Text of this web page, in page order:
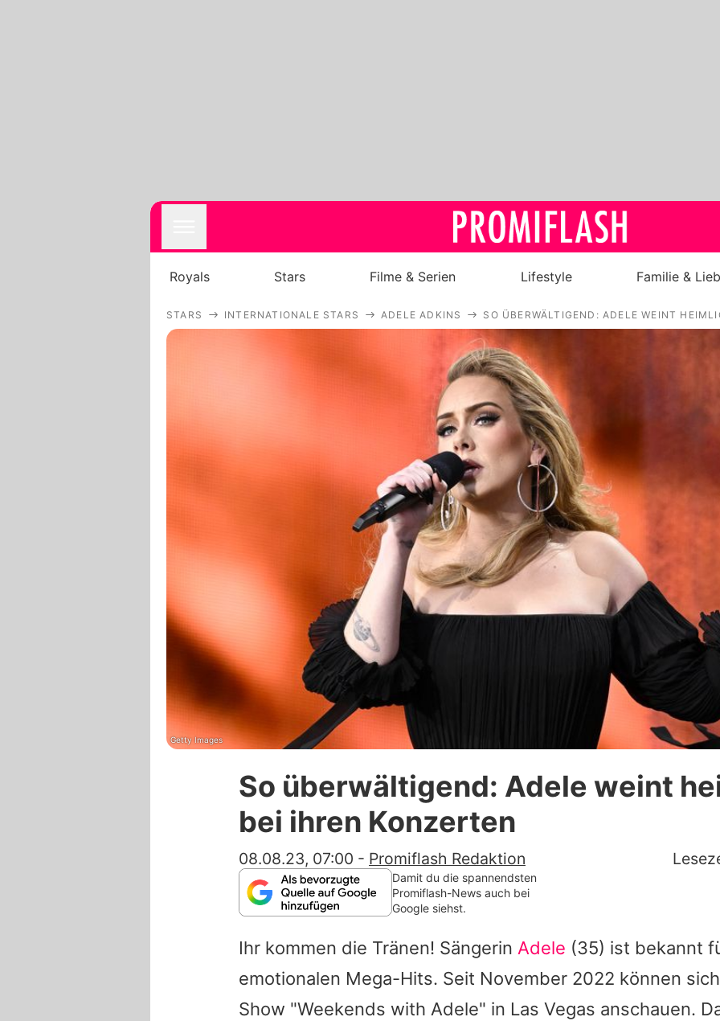
Royals
Stars
Filme & Serien
Lifestyle
Familie & Liebe
Promiflash Exklusiv
Alle Themen auf Promiflash
App runterladen
Redaktionelle Richtlinien
Datenschutzerklärung
Nutzungsbedingungen
Utiq verwalten
Royals Stars Filme & Serien Lifestyle Familie &
STARS INTERNATIONALE STARS ADELE ADKINS SO ÜBERWÄLTIGEND: ADELE WEINT
Getty Images
So überwältigend: Adele weint
bei ihren Konzerten
08.08.23, 07:00 - Promiflash Redaktion
Damit du die spannendsten
Promiflash-News auch bei
Google siehst.
Ihr kommen die Tränen! Sängerin Adele (35) ist bekannt
emotionalen Mega-Hits. Seit November 2022 können
Show "Weekends with Adele" in Las Vegas anschauen.